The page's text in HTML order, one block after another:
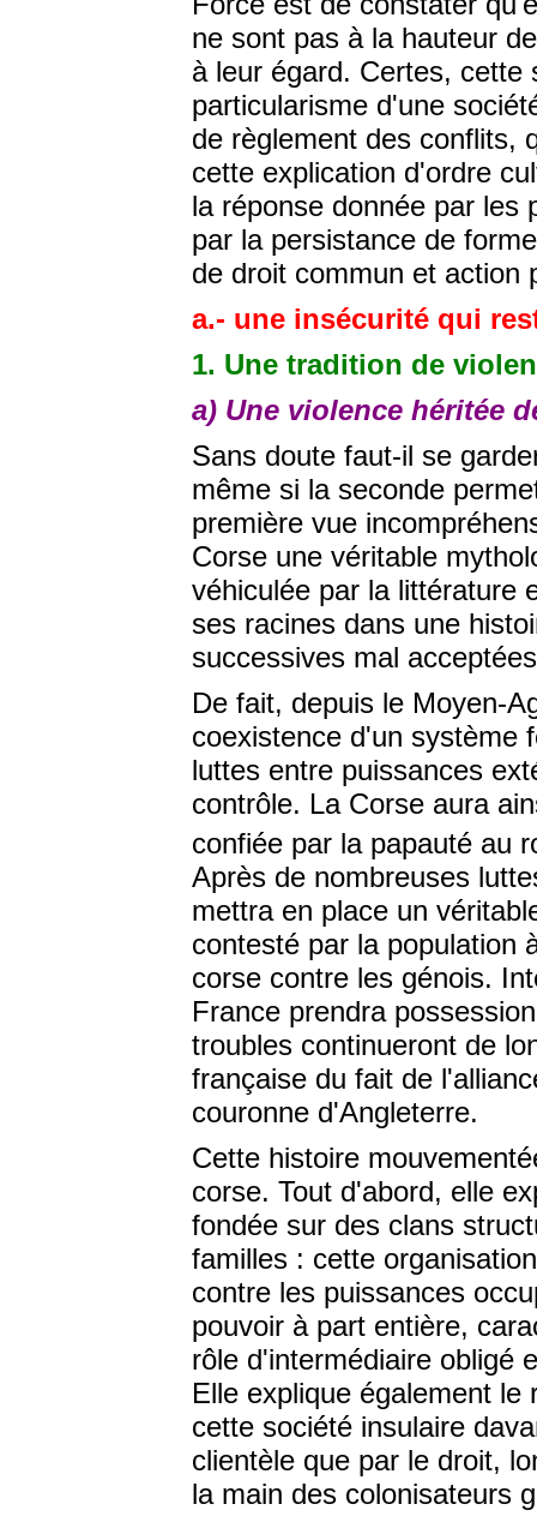
ne sont pas à la hauteur
à leur égard. Certes, cette
particularisme d'une
de règlement des conflits,
cette explication d'ordre
la réponse donnée par les
par la persistance de
de droit commun et action
a.- une insécurité qui
1. Une tradition de
a) Une violence héritée
Sans doute faut-il se
même si la seconde
première vue
Corse une véritable
véhiculée par la littérature
ses racines dans une
successives mal
De fait, depuis le Moyen-
coexistence d'un système
luttes entre puissances
contrôle. La Corse aura
confiée par la papauté au
Après de nombreuses
mettra en place un
contesté par la population
corse contre les génois.
France prendra
troubles continueront de
française du fait de
couronne d'Angleterre.
Cette histoire
corse. Tout d'abord, elle
fondée sur des clans
familles : cette
contre les puissances
pouvoir à part entière,
rôle d'intermédiaire obligé
Elle explique également
cette société insulaire
clientèle que par le droit,
la main des colonisateurs